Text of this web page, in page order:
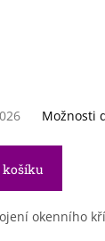
Možnosti
košíku
okenního